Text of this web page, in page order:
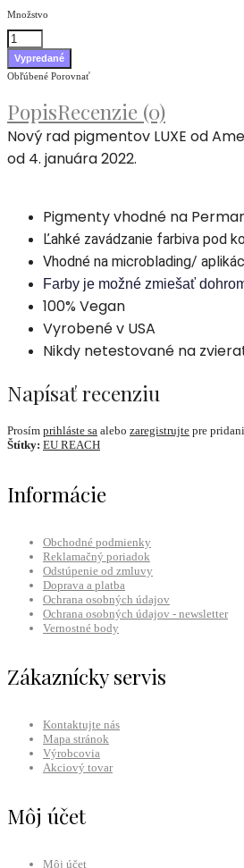
Množstvo
Obľúbené Porovnať
PopisRecenzie (0)
Nový rad pigmentov LUXE od
od 4. januára 2022.
Pigmenty vhodné na
Ľahké zavádzanie farbiva pod
Vhodné na microblading/
Farby je možné zmiešať
100% Vegan
Vyrobené v USA
Nikdy netestované na
Napísať recenziu
Prosím prihláste sa alebo zaregistrujte pre
Štítky: EU REACH
Informácie
Obchodné podmienky
Reklamačný poriadok
Odstúpenie od zmluvy
Doprava a platba
Ochrana osobných údajov
Ochrana osobných údajov - newsletter
Vernostné body
Zákaznícky servis
Kontaktujte nás
Mapa stránok
Výrobcovia
Akciový tovar
Môj účet
Môj účet